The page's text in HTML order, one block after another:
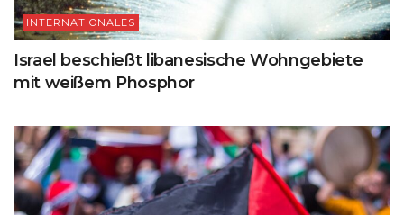
INTERNATIONALES
Israel beschießt libanesische Wohngebiete
mit weißem Phosphor